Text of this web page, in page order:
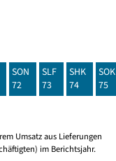
SON
72
SLF
73
SHK
74
SOK
75
Umsatz aus Lieferungen
im Berichtsjahr.